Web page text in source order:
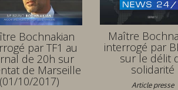
Bochnakian
par TF1 au
de 20h sur
de Marseille
(01/10/2017)
Maître
interrogé par
sur le délit
solidarité
Article presse